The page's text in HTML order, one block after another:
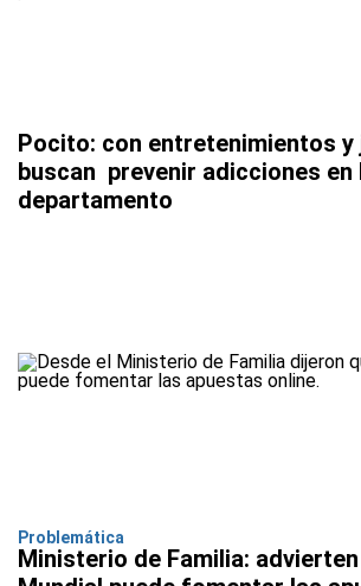
Pocito: con entretenimientos y
buscan prevenir adicciones en
departamento
Problemática
Ministerio de Familia: